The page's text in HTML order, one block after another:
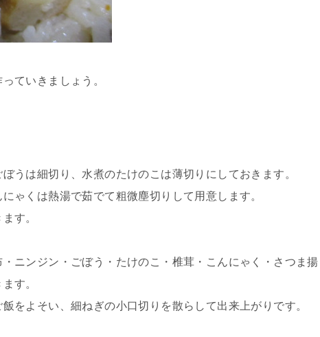
ていきましょう。
うは細切り、水煮のたけのこは薄切りにしておきます。
ゃくは熱湯で茹でて粗微塵切りして用意します。
す。
ニンジン・ごぼう・たけのこ・椎茸・こんにゃく・さつま揚
す。
をよそい、細ねぎの小口切りを散らして出来上がりです。